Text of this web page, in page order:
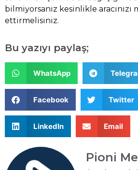
bilmiyorsanız kesinlikle aracınızı
ettirmelisiniz.
Bu yazıyı paylaş;
WhatsApp
Facebook Twitter
LinkedIn Email
Pioni